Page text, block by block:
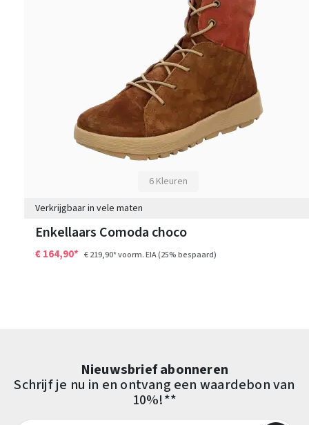
6 Kleuren
Verkrijgbaar in vele maten
Enkellaars Comoda choco
€ 164,90* € 219,90*voorm. EIA(25% bespaard)
Nieuwsbrief abonneren
Schrijf je nu in en ontvang een waardebon van
10%!**